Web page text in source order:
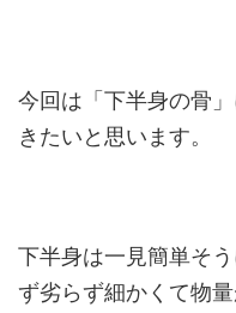
今回は「下半身の骨
きたいと思います。
下半身は一見簡単そ
ず劣らず細かくて物